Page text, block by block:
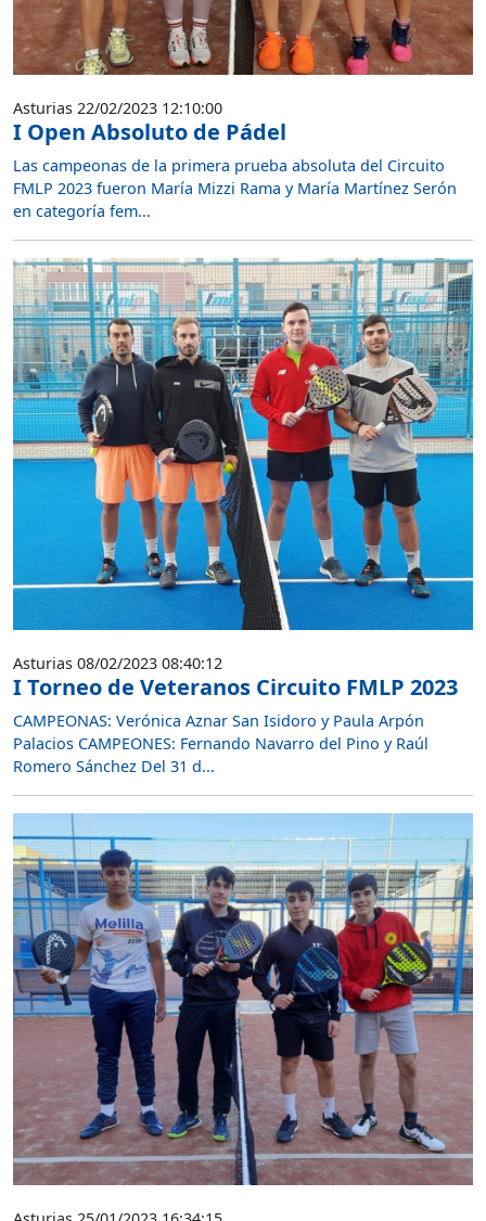
Asturias 22/02/2023 12:10:00
I Open Absoluto de Pádel
Las campeonas de la primera prueba absoluta del Circuito
FMLP 2023 fueron María Mizzi Rama y María Martínez Serón
en categoría fem...
Asturias 08/02/2023 08:40:12
I Torneo de Veteranos Circuito FMLP 2023
CAMPEONAS: Verónica Aznar San Isidoro y Paula Arpón
Palacios CAMPEONES: Fernando Navarro del Pino y Raúl
Romero Sánchez Del 31 d...